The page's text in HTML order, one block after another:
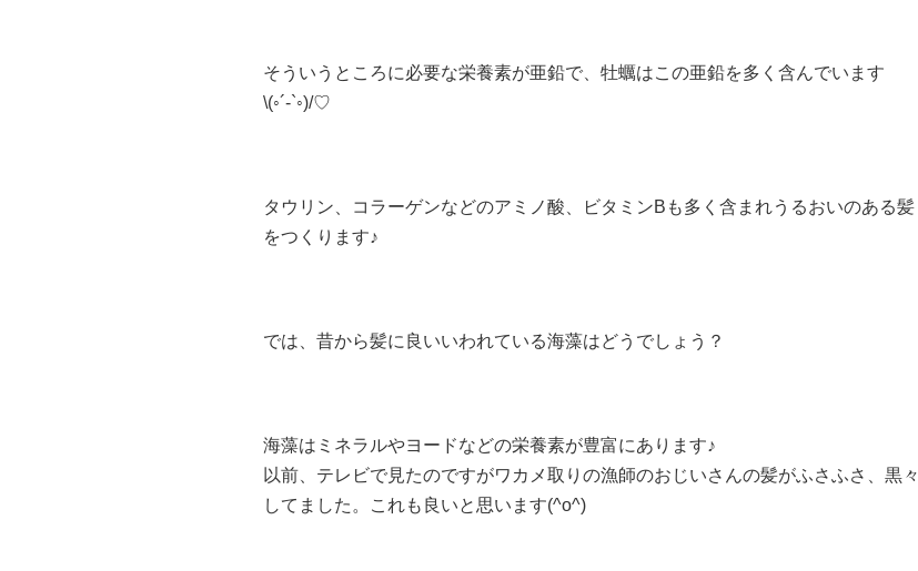
そういうところに必要な栄養素が亜鉛で、牡蠣はこの亜鉛を多く含んでいます
\(◦´-`◦)/♡
タウリン、コラーゲンなどのアミノ酸、ビタミンBも多く含まれうるおいのある髪
をつくります♪
では、昔から髪に良いいわれている海藻はどうでしょう？
海藻はミネラルやヨードなどの栄養素が豊富にあります♪
以前、テレビで見たのですがワカメ取りの漁師のおじいさんの髪がふさふさ、黒々
してました。これも良いと思います(^o^)